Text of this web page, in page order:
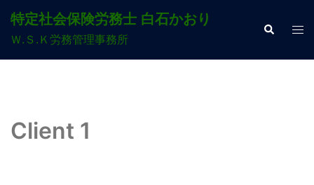
ン
特定社会保険労務士 白石かおり
Ｗ.Ｓ.Ｋ労務管理事務所
検
索
ト
Client 1